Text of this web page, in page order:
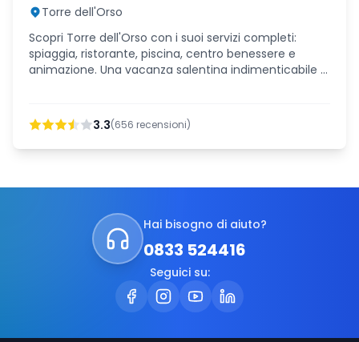
Torre dell'Orso
Scopri Torre dell'Orso con i suoi servizi completi:
spiaggia, ristorante, piscina, centro benessere e
animazione. Una vacanza salentina indimenticabile ti
3.3(656 recensioni)
Hai bisogno di aiuto?
0833 524416
Seguici su: